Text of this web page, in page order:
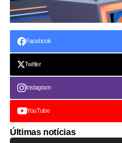
Facebook
Twitter
Instagram
YouTube
Últimas notícias